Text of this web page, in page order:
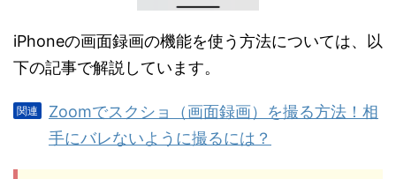
iPhoneの画面録画の機能を使う方法については、以
下の記事で解説しています。
Zoomでスクショ（画面録画）を撮る方法！相
手にバレないように撮るには？